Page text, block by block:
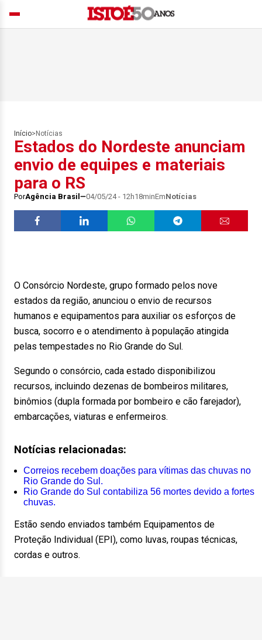
Início> Notícias
Estados do Nordeste anunciam
envio de equipes e materiais
para o RS
PorAgência Brasil 04/05/24 - 12h18minEmNotícias
O Consórcio Nordeste, grupo formado pelos nove
estados da região, anunciou o envio de recursos
humanos e equipamentos para auxiliar os esforços de
busca, socorro e o atendimento à população atingida
pelas tempestades no Rio Grande do Sul.
Segundo o consórcio, cada estado disponibilizou
recursos, incluindo dezenas de bombeiros militares,
binômios (dupla formada por bombeiro e cão farejador),
embarcações, viaturas e enfermeiros.
Notícias relacionadas:
Correios recebem doações para vítimas das chuvas no
Rio Grande do Sul.
Rio Grande do Sul contabiliza 56 mortes devido a fortes
chuvas.
Estão sendo enviados também Equipamentos de
Proteção Individual (EPI), como luvas, roupas técnicas,
cordas e outros.